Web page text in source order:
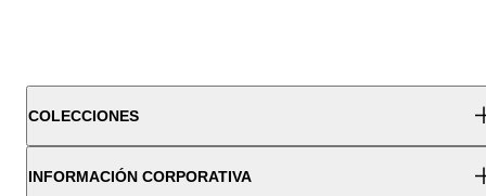
COLECCIONES
INFORMACIÓN CORPORATIVA